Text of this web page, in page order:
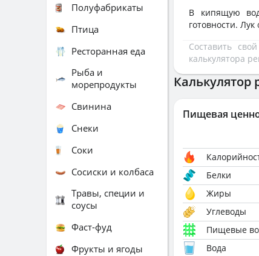
В кипящую
готовности.
Составить
калькулятора
Калькулятор
Пищевая
Белки
Жиры
Углеводы
Пищевые
Вода
Полуфабрикаты
Птица
Ресторанная еда
Рыба и
морепродукты
Свинина
Снеки
Соки
Сосиски и колбаса
Травы, специи и
соусы
Фаст-фуд
Фрукты и ягоды